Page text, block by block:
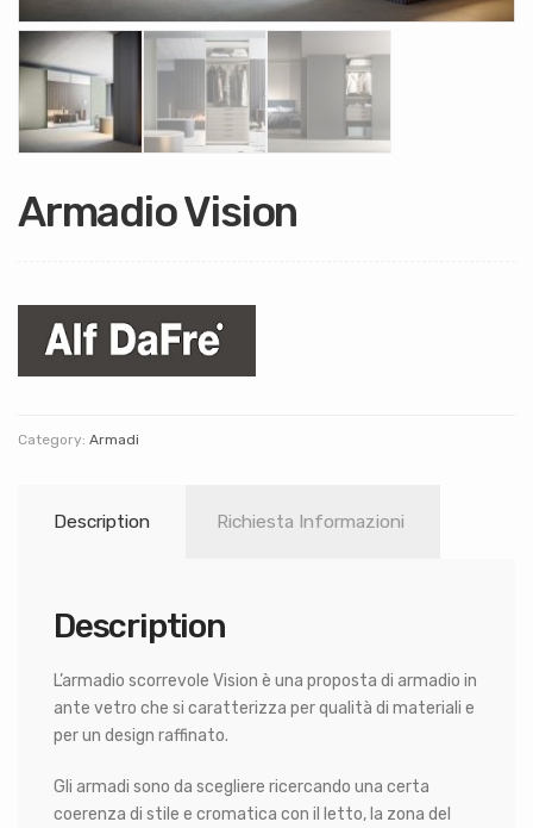
Armadio Vision
Category: Armadi
Description Richiesta Informazioni
Description
L’armadio scorrevole Vision è una proposta di armadio in
ante vetro che si caratterizza per qualità di materiali e
per un design raffinato.
Gli armadi sono da scegliere ricercando una certa
coerenza di stile e cromatica con il letto, la zona del